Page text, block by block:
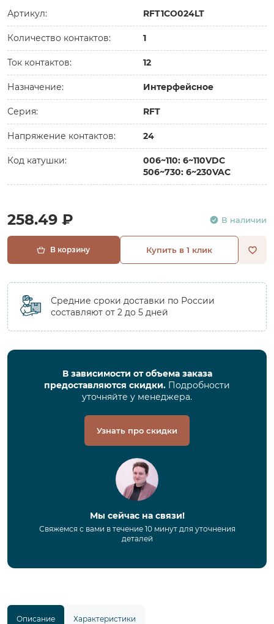
Артикул: RFT1CO024LT
Количество контактов: 1
Ток контактов: 12
Назначение: Интерфейсное
Серия: RFT
Напряжение контактов: 24
Код катушки:
006~110: 6~110VDC
506~730: 6~230VAC
258.49 ₽ В наличии
В корзину Купить в 1 клик
Средние сроки доставки по России
составляют от 2 до 5 дней
В зависимости от объема заказа
предоставляются скидки. Подробности
уточняйте у менеджера.
Узнать про скидки
Мы сейчас на связи!
Свяжемся с вами в течение 10 минут для уточнения
деталей
Описание Характеристики